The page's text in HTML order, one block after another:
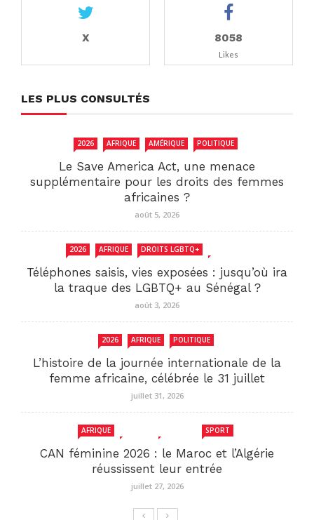
X 8058
Likes
LES PLUS CONSULTÉS
2026 AFRIQUE AMÉRIQUE POLITIQUE
Le Save America Act, une menace
supplémentaire pour les droits des femmes
africaines ?
août 5, 2026
2026 AFRIQUE DROITS LGBTQ+
Téléphones saisis, vies exposées : jusqu’où ira
la traque des LGBTQ+ au Sénégal ?
août 3, 2026
2026 AFRIQUE POLITIQUE
L’histoire de la journée internationale de la
femme africaine, célébrée le 31 juillet
juillet 31, 2026
AFRIQUE SPORT
CAN féminine 2026 : le Maroc et l’Algérie
réussissent leur entrée
juillet 27, 2026